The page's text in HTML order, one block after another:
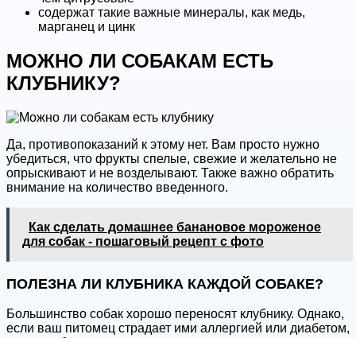
содержат такие важные минералы, как медь,
марганец и цинк
МОЖНО ЛИ СОБАКАМ ЕСТЬ
КЛУБНИКУ?
Да, противопоказаний к этому нет. Вам просто нужно
убедиться, что фрукты спелые, свежие и желательно не
опрыскивают и не возделывают. Также важно обратить
внимание на количество введенного.
Как сделать домашнее банановое мороженое
для собак - пошаговый рецепт с фото
ПОЛЕЗНА ЛИ КЛУБНИКА КАЖДОЙ СОБАКЕ?
Большинство собак хорошо переносят клубнику. Однако,
если ваш питомец страдает ими аллергией или диабетом,